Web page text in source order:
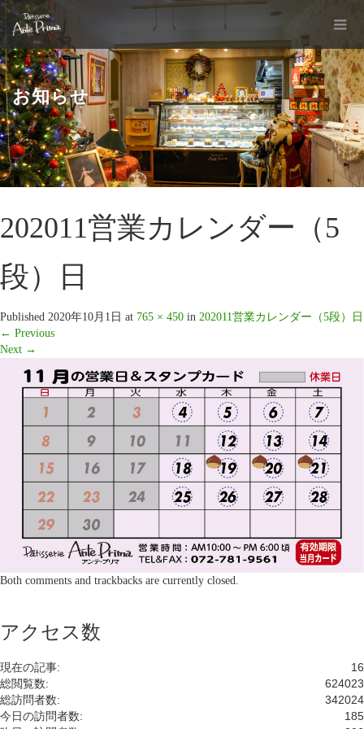
お知らせ
202011営業カレンダー（5
段）日
Published 2020年10月1日 at 765 × 450 in 202011営業カレンダー（5段）日
← Previous
Next →
Both comments and trackbacks are currently closed.
アクセス数
16
現在の記事:
624023
総閲覧数:
342024
総訪問者数:
185
今日の訪問者数: